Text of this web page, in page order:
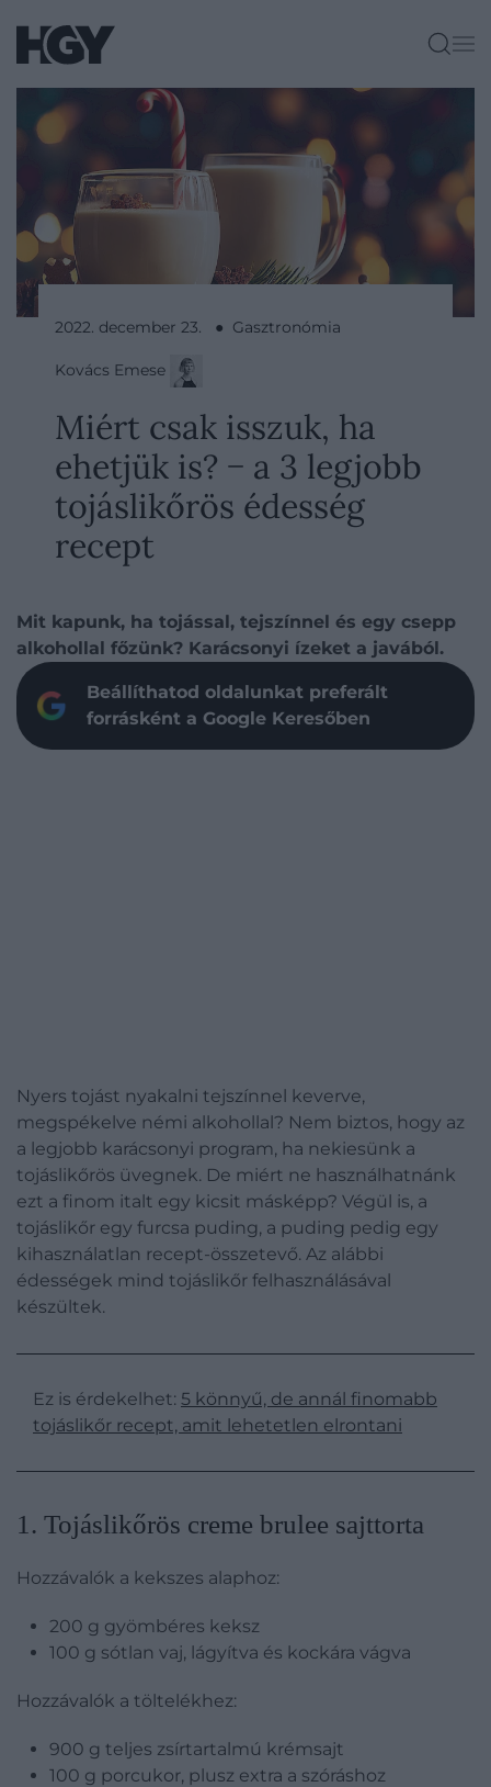
2022. december 23. ● Gasztronómia
Kovács Emese
Miért csak isszuk, ha
ehetjük is? − a 3 legjobb
tojáslikőrös édesség
recept
Mit kapunk, ha tojással, tejszínnel és egy csepp
alkohollal főzünk? Karácsonyi ízeket a javából.
Beállíthatod oldalunkat preferált
forrásként a Google Keresőben
Nyers tojást nyakalni tejszínnel keverve,
megspékelve némi alkohollal? Nem biztos, hogy az
a legjobb karácsonyi program, ha nekiesünk a
tojáslikőrös üvegnek. De miért ne használhatnánk
ezt a finom italt egy kicsit másképp? Végül is, a
tojáslikőr egy furcsa puding, a puding pedig egy
kihasználatlan recept-összetevő. Az alábbi
édességek mind tojáslikőr felhasználásával
készültek.
Ez is érdekelhet: 5 könnyű, de annál finomabb
tojáslikőr recept, amit lehetetlen elrontani
​1. Tojáslikőrös creme brulee sajttorta
Hozzávalók a kekszes alaphoz:
200 g gyömbéres keksz
100 g sótlan vaj, lágyítva és kockára vágva
Hozzávalók a töltelékhez:
900 g teljes zsírtartalmú krémsajt
100 g porcukor, plusz extra a szóráshoz